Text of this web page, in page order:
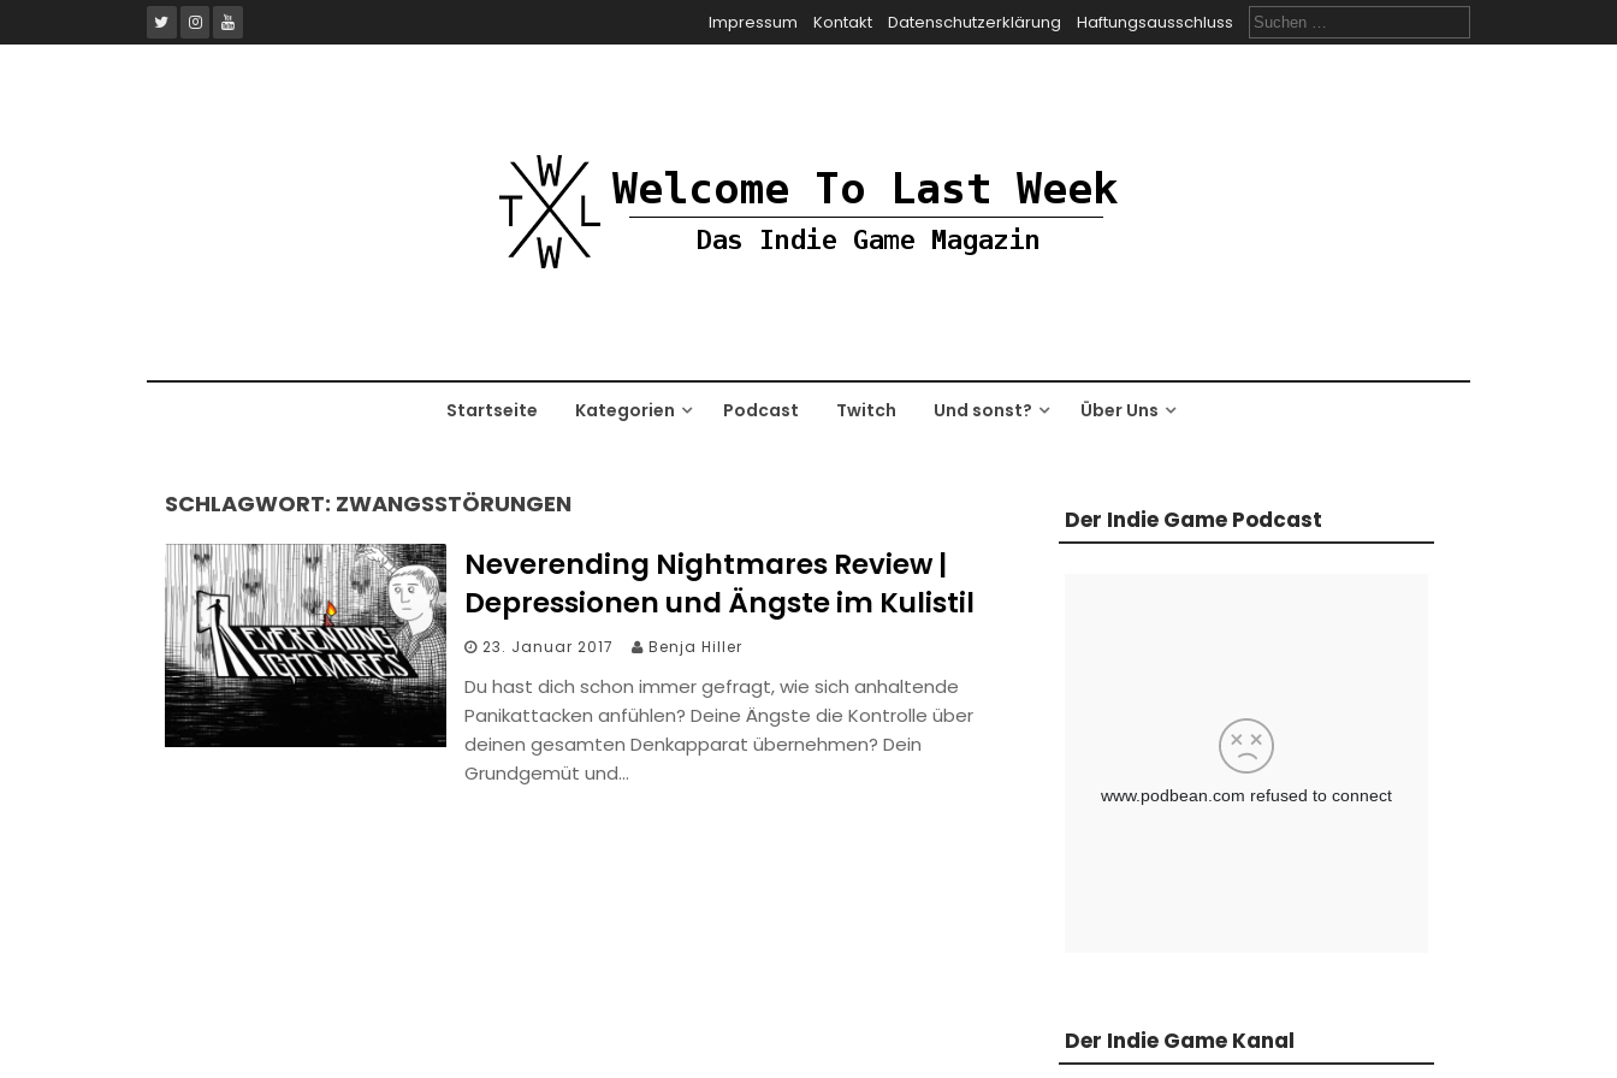
to
Impressum Kontakt Datenschutzerklärung Haftungsausschluss
Suchen
nach:
Startseite Kategorien Podcast Twitch Und sonst? Über Uns
SCHLAGWORT: ZWANGSSTÖRUNGEN
Neverending Nightmares Review |
Depressionen und Ängste im Kulistil
23. Januar 2017 Benja Hiller
Du hast dich schon immer gefragt, wie sich anhaltende
Panikattacken anfühlen? Deine Ängste die Kontrolle über
deinen gesamten Denkapparat übernehmen? Dein
Grundgemüt und…
Der Indie Game Podcast
Der Indie Game Kanal